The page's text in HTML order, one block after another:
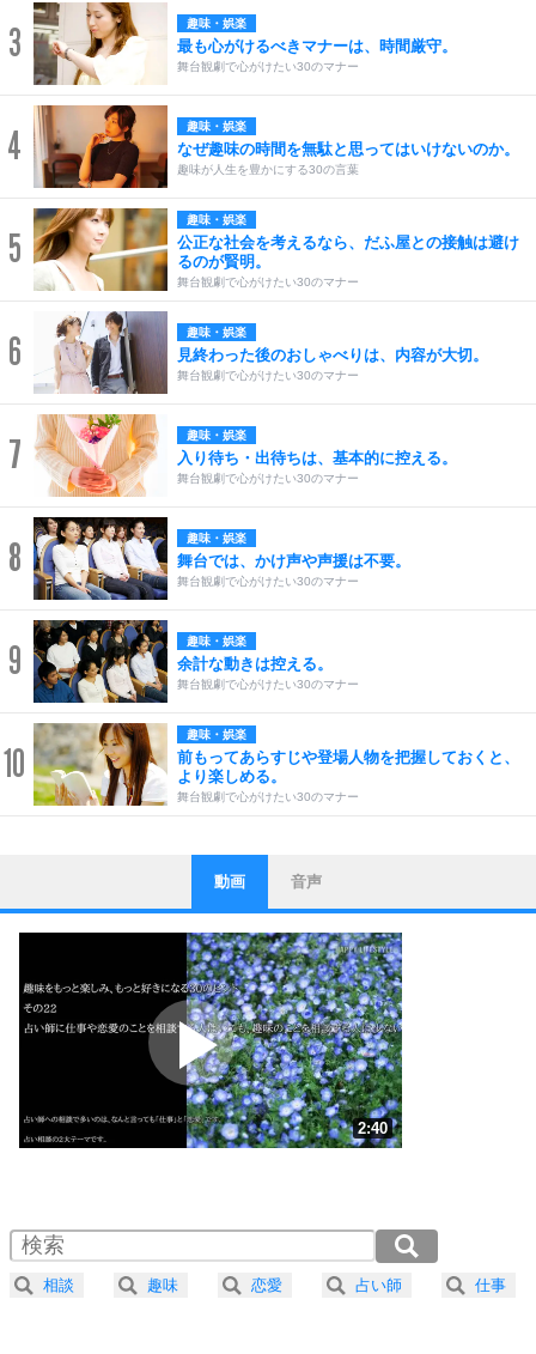
3 趣味・娯楽
最も心がけるべきマナーは、時間厳守。
舞台観劇で心がけたい30のマナー
4 趣味・娯楽
なぜ趣味の時間を無駄と思ってはいけないのか。
趣味が人生を豊かにする30の言葉
5
趣味・娯楽
公正な社会を考えるなら、だふ屋との接触は避け
るのが賢明。
舞台観劇で心がけたい30のマナー
6 趣味・娯楽
見終わった後のおしゃべりは、内容が大切。
舞台観劇で心がけたい30のマナー
7 趣味・娯楽
入り待ち・出待ちは、基本的に控える。
舞台観劇で心がけたい30のマナー
8 趣味・娯楽
舞台では、かけ声や声援は不要。
舞台観劇で心がけたい30のマナー
9 趣味・娯楽
余計な動きは控える。
舞台観劇で心がけたい30のマナー
10
趣味・娯楽
前もってあらすじや登場人物を把握しておくと、
より楽しめる。
舞台観劇で心がけたい30のマナー
1
ストレス対策
他人と比べない。
いっそのこと、他人を見ない。
いらいらしない人になる30の方法
プラス思考
ポジティブになれない原因は、行動しないから。
ポジティブ思考になる30の方法
ストレス対策
人生、なんとかなるもの。
気楽に生きる30の方法
4 器の大きい人は、怒りを優しさで表現する。
プラス思考
動画 音声
2:40
2.0倍速 （314KB 1分20秒）
2.5倍速 （252KB 1分4秒）
3.0倍速 （210KB 53秒）
相談 趣味 恋愛 占い師 仕事